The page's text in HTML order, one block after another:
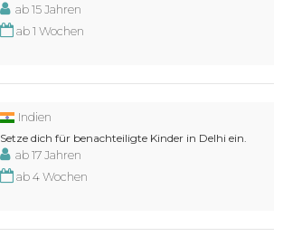
ab 15 Jahren
ab 1 Wochen
Indien
Setze dich für benachteiligte Kinder in Delhi ein.
ab 17 Jahren
ab 4 Wochen